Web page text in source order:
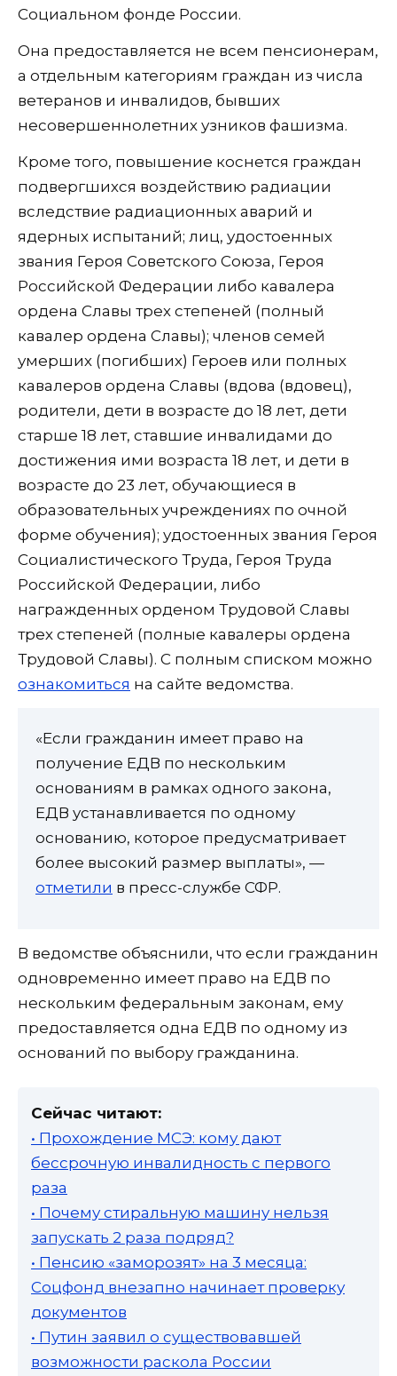
Социальном фонде России.
Она предоставляется не всем пенсионерам,
а отдельным категориям граждан из числа
ветеранов и инвалидов, бывших
несовершеннолетних узников фашизма.
Кроме того, повышение коснется граждан
подвергшихся воздействию радиации
вследствие радиационных аварий и
ядерных испытаний; лиц, удостоенных
звания Героя Советского Союза, Героя
Российской Федерации либо кавалера
ордена Славы трех степеней (полный
кавалер ордена Славы); членов семей
умерших (погибших) Героев или полных
кавалеров ордена Славы (вдова (вдовец),
родители, дети в возрасте до 18 лет, дети
старше 18 лет, ставшие инвалидами до
достижения ими возраста 18 лет, и дети в
возрасте до 23 лет, обучающиеся в
образовательных учреждениях по очной
форме обучения); удостоенных звания Героя
Социалистического Труда, Героя Труда
Российской Федерации, либо
награжденных орденом Трудовой Славы
трех степеней (полные кавалеры ордена
Трудовой Славы). С полным списком можно
ознакомиться на сайте ведомства.
«Если гражданин имеет право на
получение ЕДВ по нескольким
основаниям в рамках одного закона,
ЕДВ устанавливается по одному
основанию, которое предусматривает
более высокий размер выплаты», —
отметили в пресс-службе СФР.
В ведомстве объяснили, что если гражданин
одновременно имеет право на ЕДВ по
нескольким федеральным законам, ему
предоставляется одна ЕДВ по одному из
оснований по выбору гражданина.
Сейчас читают:
• Прохождение МСЭ: кому дают
бессрочную инвалидность с первого
раза
• Почему стиральную машину нельзя
запускать 2 раза подряд?
• Пенсию «заморозят» на 3 месяца:
Соцфонд внезапно начинает проверку
документов
• Путин заявил о существовавшей
возможности раскола России